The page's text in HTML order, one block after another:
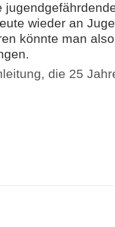
wieder an
könnte man
die 25